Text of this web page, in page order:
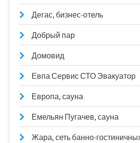
Дегас, бизнес-отель
Добрый пар
Домовид
Евпа Сервис СТО Эвакуатор
Европа, сауна
Емельян Пугачев, сауна
Жара, сеть банно-